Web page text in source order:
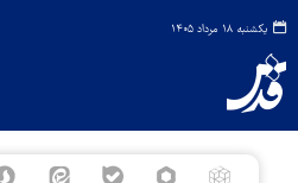
یکشنبه ۱۸ مرداد ۱۴۰۵